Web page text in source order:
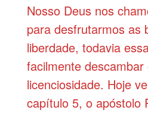
Nosso Deus nos
para desfrutarmos as
liberdade, todavia
facilmente descambar
licenciosidade. Hoje
capítulo 5, o apóstolo